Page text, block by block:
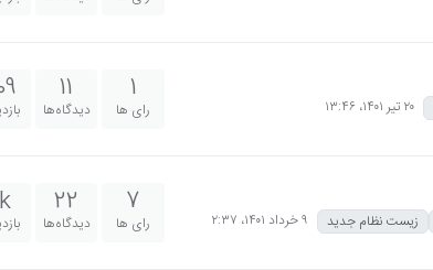
۲۰ تیر ۱۴۰۱،‏ ۱۳:۴۶
1
رای ها
11
دیدگاه‌ها
زیست نظام جدید ۹ خرداد ۱۴۰۱،‏ ۲:۳۷
7
رای ها
22
دیدگاه‌ها